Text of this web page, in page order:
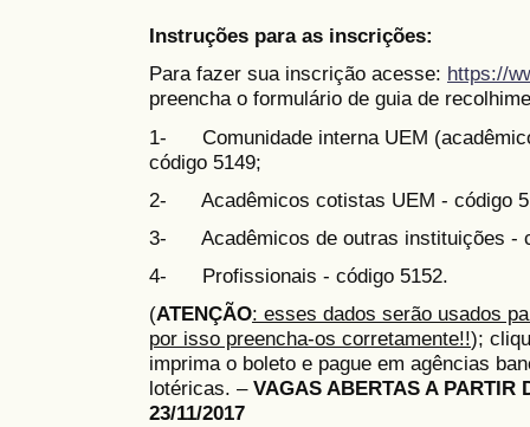
Instruções para as inscrições:
Para fazer sua inscrição acesse: https://
preencha o formulário de guia de
1- Comunidade interna UEM
código 5149;
2- Acadêmicos cotistas UEM - código
3- Acadêmicos de outras instituições -
4- Profissionais - código 5152.
(ATENÇÃO: esses dados serão usados
por isso preencha-os corretamente!!);
imprima o boleto e pague em agências
lotéricas. – VAGAS ABERTAS A PARTIR
23/11/2017